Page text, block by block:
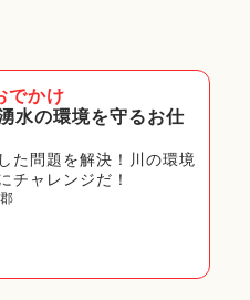
でかけ
水の環境を守るお仕
た問題を解決！川の環境
チャレンジだ！